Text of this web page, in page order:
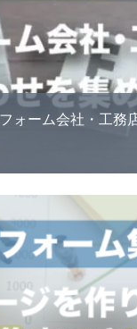
ォーム会社・工務